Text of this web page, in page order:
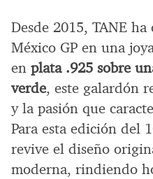
Desde 2015, TANE
México GP en una
en plata .925 sobre
verde, este galardón
y la pasión que
Para esta edición del
revive el diseño
moderna, rindiendo